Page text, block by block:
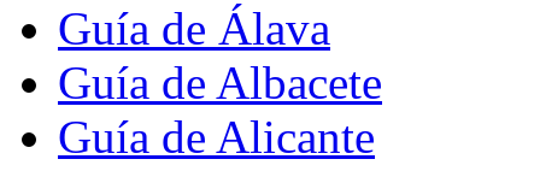
Guía de Álava
Guía de Albacete
Guía de Alicante